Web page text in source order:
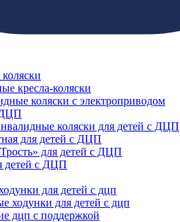
кресла-коляски
коляски с электроприводом
ДЦП
коляски для детей с ДЦП
для детей с ДЦП
для детей с ДЦП
детей с ДЦП
для детей с дцп
ходунки для детей с дцп
дцп с поддержкой